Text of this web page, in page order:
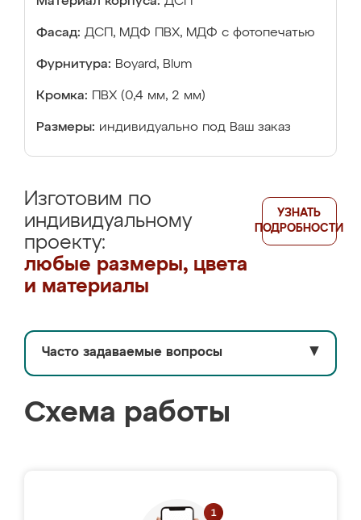
Фасад: ДСП, МДФ ПВХ, МДФ с фотопечатью
Фурнитура: Boyard, Blum
Кромка: ПВХ (0,4 мм, 2 мм)
Размеры: индивидуально под Ваш заказ
Изготовим по
индивидуальному
проекту:
любые размеры, цвета
и материалы
УЗНАТЬ
ПОДРОБНОСТИ
Часто задаваемые вопросы ▼
Схема работы